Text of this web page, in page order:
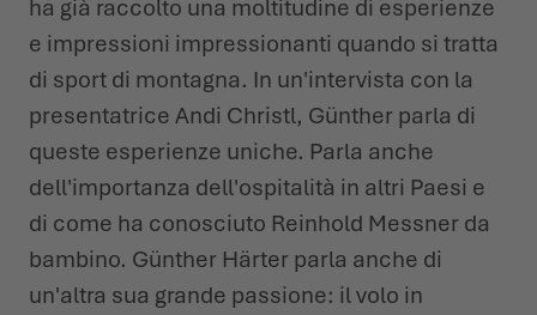
ha già raccolto una moltitudine di esperienze
e impressioni impressionanti quando si tratta
di sport di montagna. In un'intervista con la
presentatrice Andi Christl, Günther parla di
queste esperienze uniche. Parla anche
dell'importanza dell'ospitalità in altri Paesi e
di come ha conosciuto Reinhold Messner da
bambino. Günther Härter parla anche di
un'altra sua grande passione: il volo in